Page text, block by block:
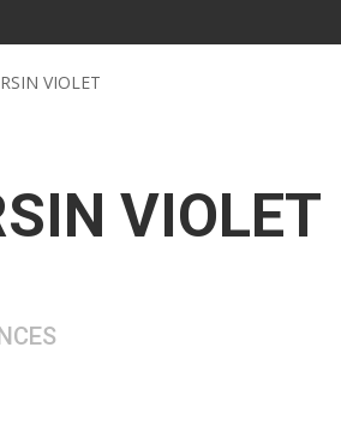
VIOLET
VIOLET